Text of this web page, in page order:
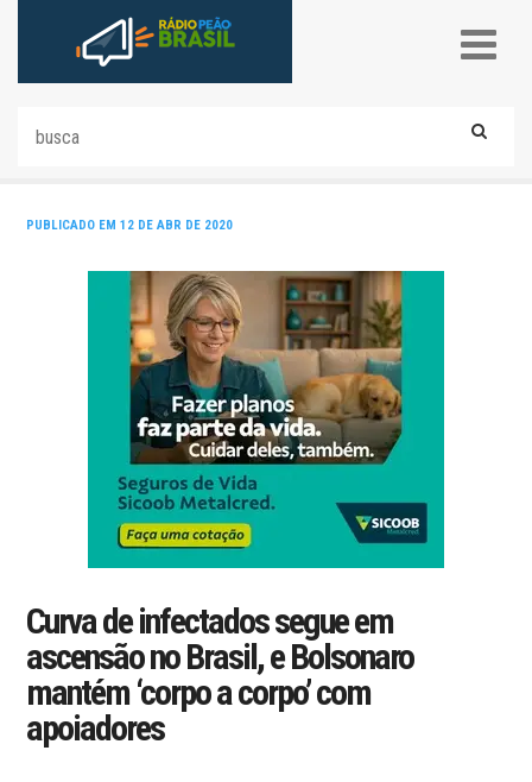
PUBLICADO EM 12 DE ABR DE 2020
Curva de infectados segue em
ascensão no Brasil, e Bolsonaro
mantém ‘corpo a corpo’ com
apoiadores